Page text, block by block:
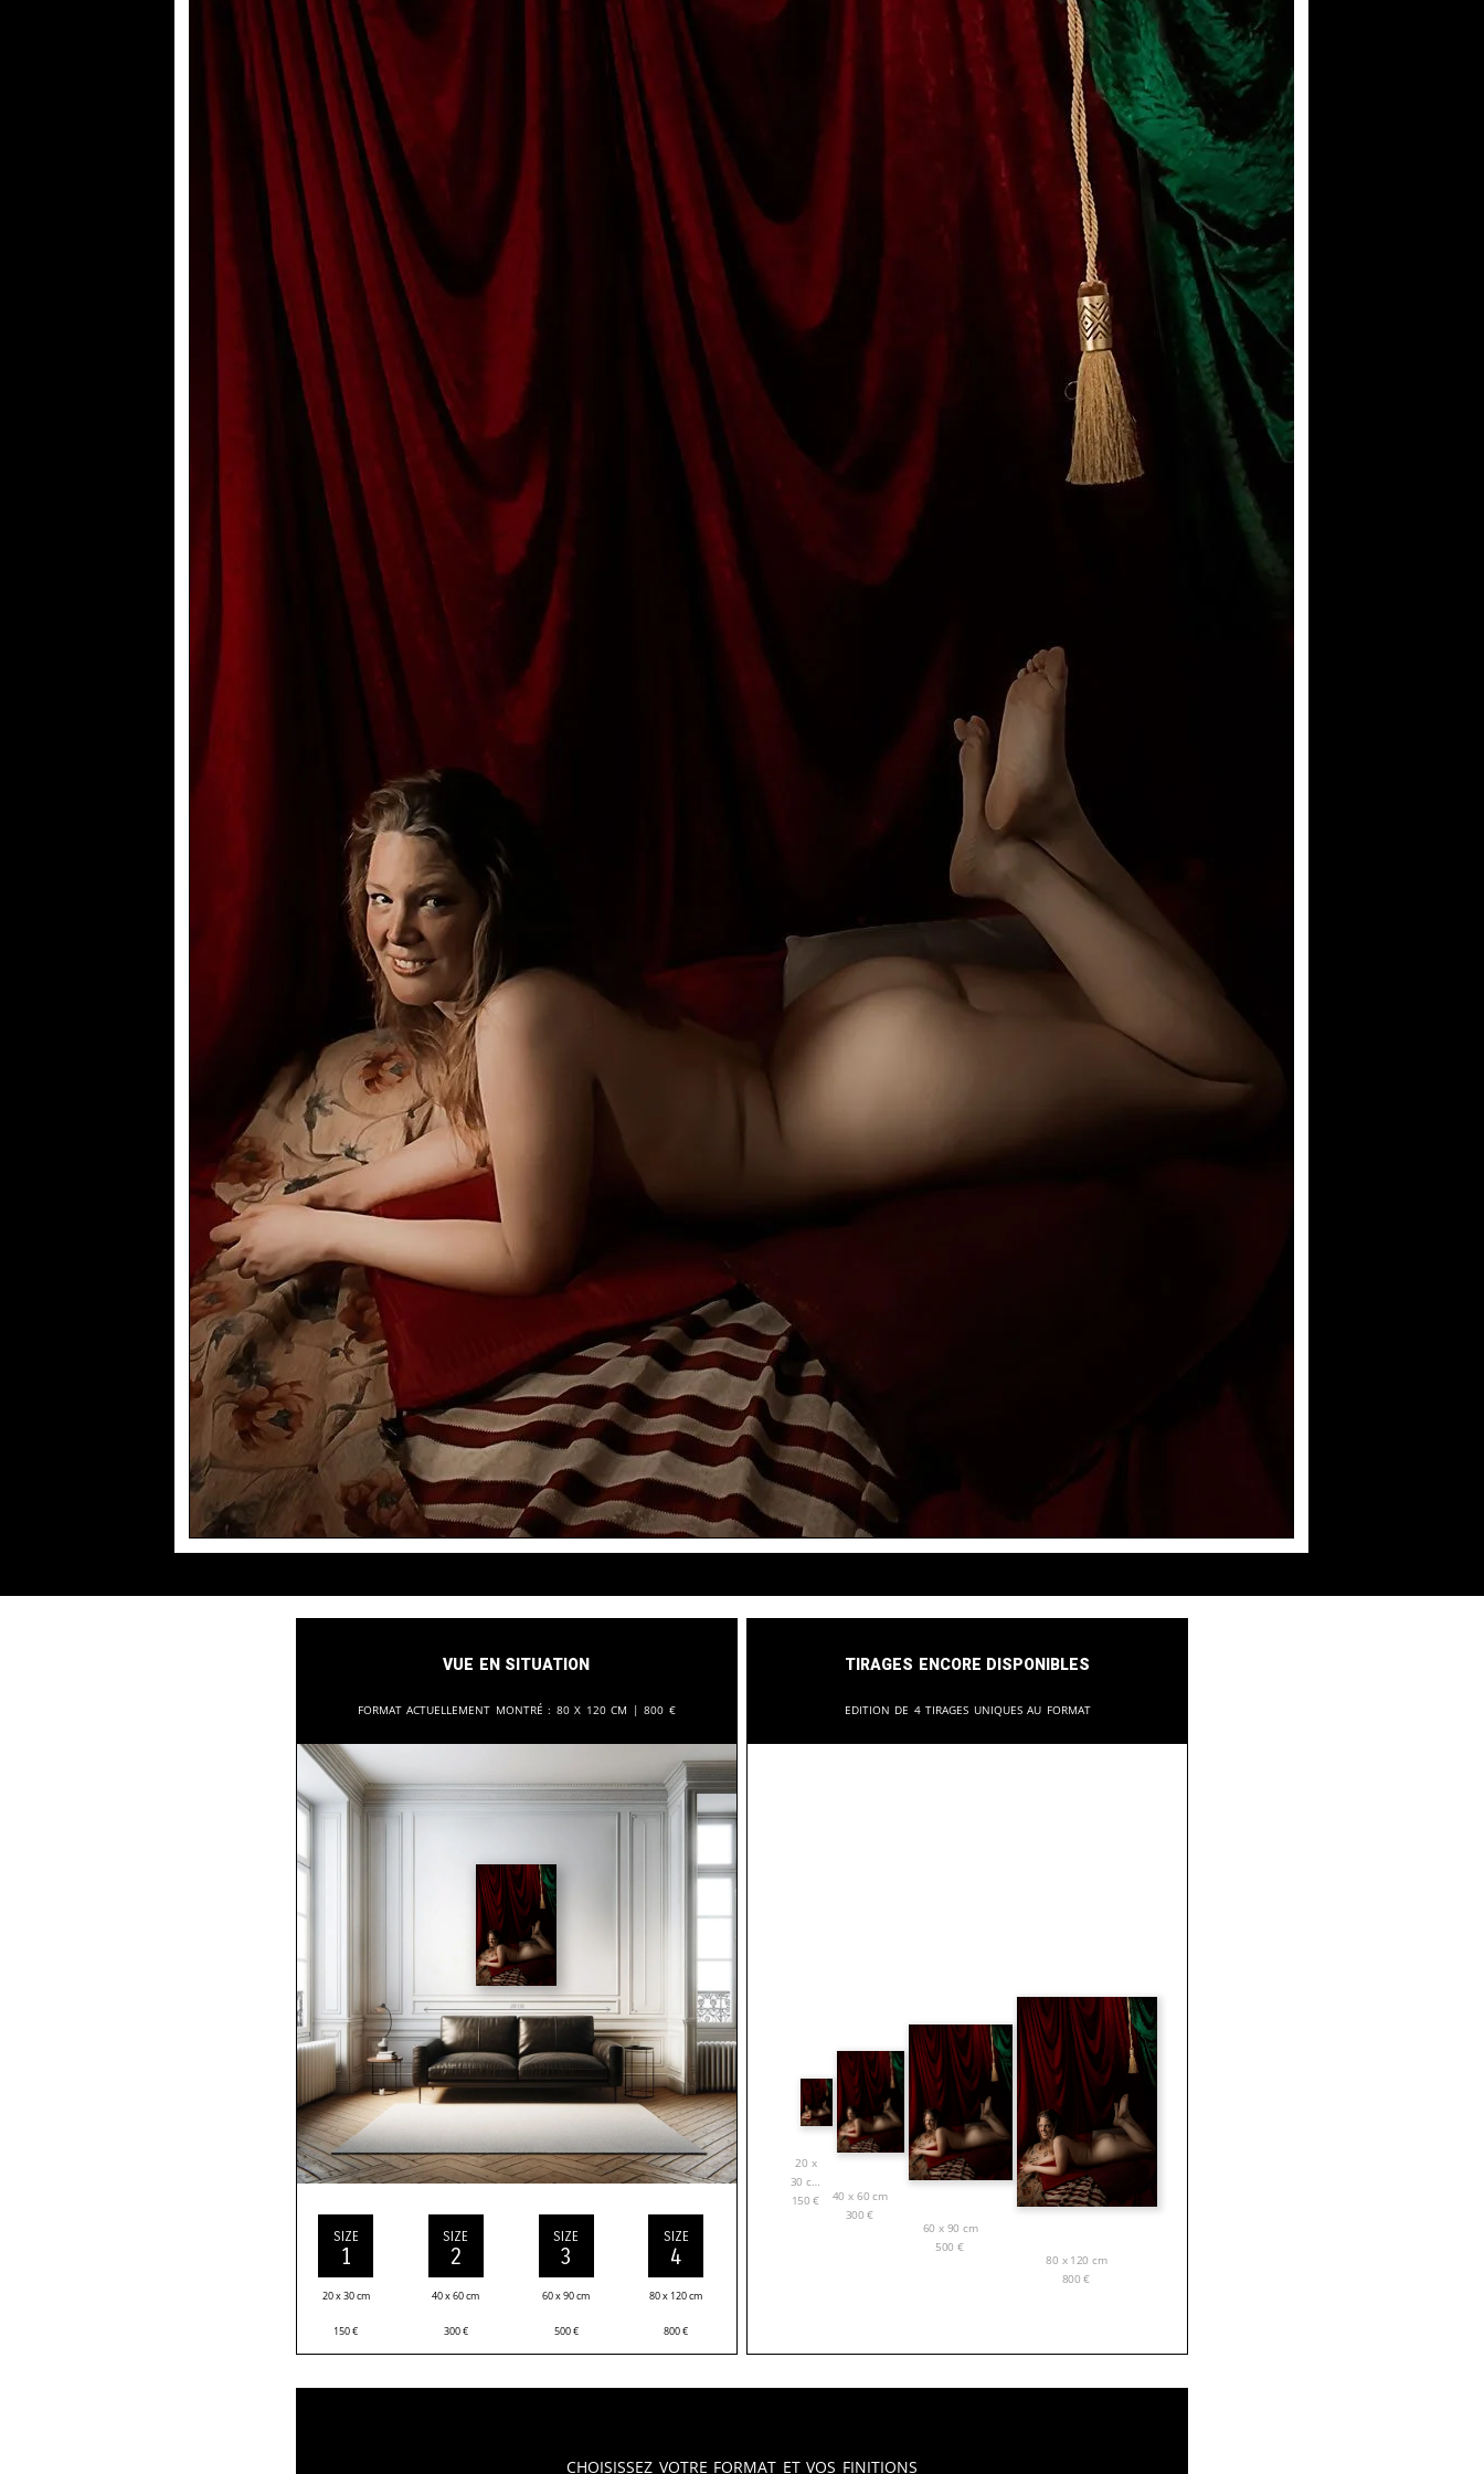
Idan Wizen
Deborah Zuanazzi
Vue en situation
Format actuellement montré : 80 x 120 cm |800 €
SIZE
1
20 x 30 cm
150€
SIZE
2
40 x 60 cm
300€
SIZE
3
60 x 90 cm
500€
SIZE
4
80 x 120 cm
800€
Tirages encore disponibles
Edition de 4 tirages uniques au format
20 x
30 cm
150€
40 x 60 cm
300€
60 x 90 cm
500€
80 x 120 cm
800€
Choisissez votre format et vos finitions